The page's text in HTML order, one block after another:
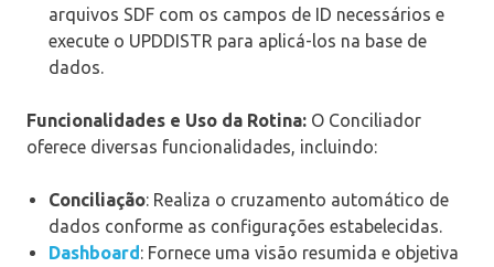
arquivos SDF com os campos de ID necessários e
execute o UPDDISTR para aplicá-los na base de
dados.
Funcionalidades e Uso da Rotina: O Conciliador
oferece diversas funcionalidades, incluindo:
Conciliação: Realiza o cruzamento automático de
dados conforme as configurações estabelecidas.
Dashboard : Fornece uma visão resumida e objetiva